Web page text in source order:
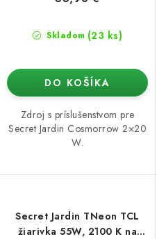
Skladom (23 ks)
DO KOŠÍKA
Zdroj s príslušenstvom pre
Secret Jardin Cosmorrow 2×20
W.
Secret Jardin TNeon TCL
žiarivka 55W, 2100 K na